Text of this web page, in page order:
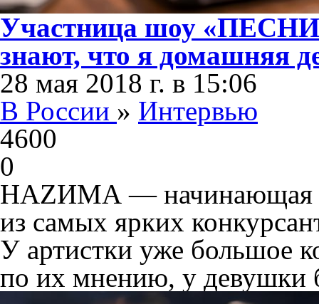
Участница шоу
знают, что я домашняя
28 мая 2018 г. в 15:06
В России » Интервью
4600
0
НАZИМА — начинающая
из самых ярких
У артистки уже большое
по их мнению, у девушки